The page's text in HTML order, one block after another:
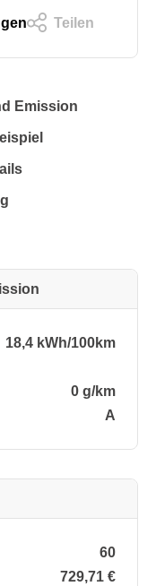
Teilen
Emission
18,4 kWh/100km
0 g/km
A
60
729,71 €